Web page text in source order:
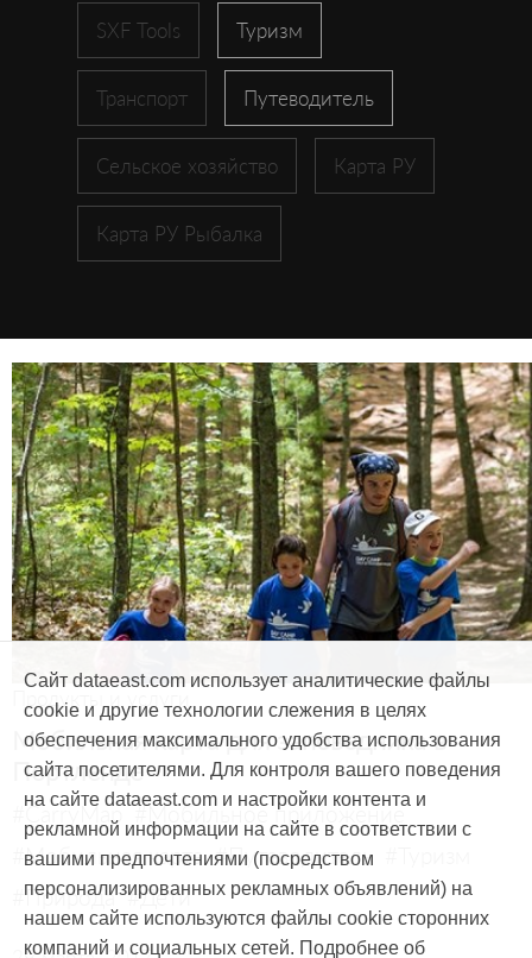
SXF Tools Туризм
Транспорт Путеводитель
Сельское хозяйство Карта РУ
Карта РУ Рыбалка
Продукты и услуги
Мобильная карта для заповедника в
Портленде
#CarryMap #Мобильное приложение
#Мобильная карта #Путеводитель
#Природа #Дети
Сайт dataeast.com использует аналитические файлы
cookie и другие технологии слежения в целях
обеспечения максимального удобства использования
сайта посетителями. Для контроля вашего поведения
на сайте dataeast.com и настройки контента и
рекламной информации на сайте в соответствии с
вашими предпочтениями (посредством
персонализированных рекламных объявлений) на
нашем сайте используются файлы cookie сторонних
компаний и социальных сетей. Подробнее об